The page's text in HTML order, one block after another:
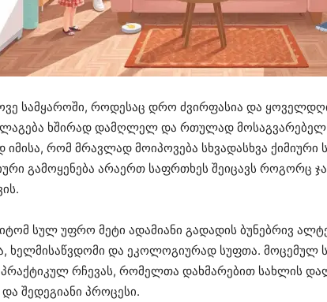
სამყაროში, როდესაც დრო ძვირფასია და
ხშირად დამღლელ და რთულად მოსაგვარებელ
იმისა, რომ მრავლად მოიპოვება სხვადასხვა ქიმიური
გამოყენება არაერთ საფრთხეს შეიცავს როგორც
სულ უფრო მეტი ადამიანი გადადის ბუნებრივ
ხელმისაწვდომი და ეკოლოგიურად სუფთა. მოცემულ
რჩევას, რომელთა დახმარებით სახლის
შედეგიანი პროცესი.